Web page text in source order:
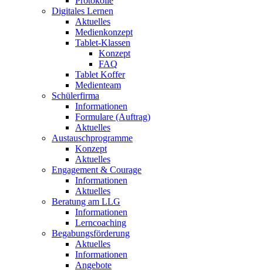
Digitales Lernen
Aktuelles
Medienkonzept
Tablet-Klassen
Konzept
FAQ
Tablet Koffer
Medienteam
Schülerfirma
Informationen
Formulare (Auftrag)
Aktuelles
Austauschprogramme
Konzept
Aktuelles
Engagement & Courage
Informationen
Aktuelles
Beratung am LLG
Informationen
Lerncoaching
Begabungsförderung
Aktuelles
Informationen
Angebote